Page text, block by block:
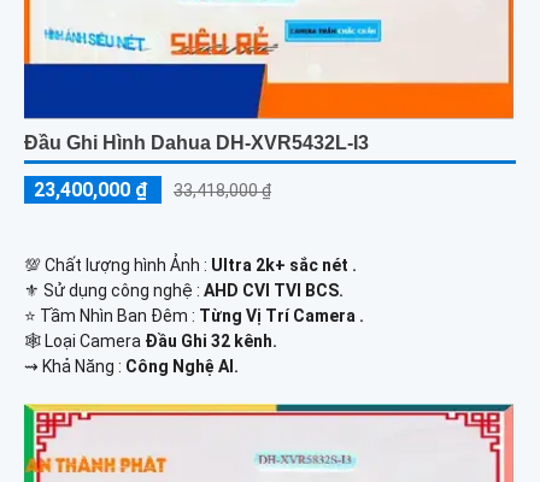
Đầu Ghi Hình Dahua DH-XVR5432L-I3
23,400,000 ₫ 33,418,000 ₫
💯 Chất lượng hình Ảnh : Ultra 2k+ sắc nét .
⚜️ Sử dụng công nghệ : AHD CVI TVI BCS.
⭐ Tầm Nhìn Ban Đêm : Từng Vị Trí Camera .
🕸️ Loại Camera Đầu Ghi 32 kênh.
️⇝ Khả Năng : Công Nghệ AI.